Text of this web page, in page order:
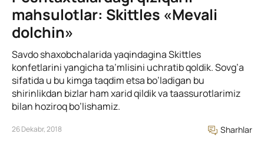
mahsulotlar: Skittles «Mevali
dolchin»
Savdo shaxobchalarida yaqindagina Skittles
konfetlarini yangicha ta’mlisini uchratib qoldik. Sovg’a
sifatida u bu kimga taqdim etsa bo’ladigan bu
shirinlikdan bizlar ham xarid qildik va taassurotlarimiz
bilan hoziroq bo’lishamiz.
26 Dekabr, 2018 Sharhlar